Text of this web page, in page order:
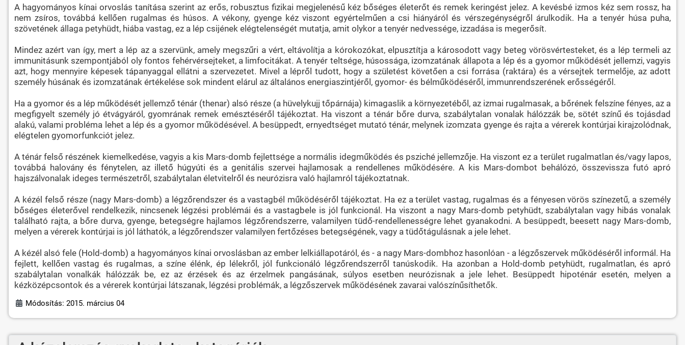
A hagyományos kínai orvoslás tanítása szerint az erős, robusztus fizikai megjelenésű kéz bőséges életerőt és remek keringést jelez. A kevésbé izmos kéz sem rossz, ha
nem zsíros, továbbá kellően rugalmas és húsos. A vékony, gyenge kéz viszont egyértelműen a csi hiányáról és vérszegénységről árulkodik. Ha a tenyér húsa puha,
szövetének állaga petyhüdt, hiába vastag, ez a lép csijének elégtelenségét mutatja, amit olykor a tenyér nedvessége, izzadása is megerősít.
Mindez azért van így, mert a lép az a szervünk, amely megszűri a vért, eltávolítja a kórokozókat, elpusztítja a károsodott vagy beteg vörösvértesteket, és a lép termeli az
immunitásunk szempontjából oly fontos fehérvérsejteket, a limfocitákat. A tenyér teltsége, húsossága, izomzatának állapota a lép és a gyomor működését jellemzi, vagyis
azt, hogy mennyire képesek tápanyaggal ellátni a szervezetet. Mivel a lépről tudott, hogy a születést követően a csi forrása (raktára) és a vérsejtek termelője, az adott
személy húsának és izomzatának értékelése sok mindent elárul az általános energiaszintjéről, gyomor- és bélműködéséről, immunrendszerének erősségéről.
Ha a gyomor és a lép működését jellemző ténár (thenar) alsó része (a hüvelykujj tőpárnája) kimagaslik a környezetéből, az izmai rugalmasak, a bőrének felszíne fényes, az a
megfigyelt személy jó étvágyáról, gyomrának remek emésztéséről tájékoztat. Ha viszont a ténár bőre durva, szabálytalan vonalak hálózzák be, sötét színű és tojásdad
alakú, valami probléma lehet a lép és a gyomor működésével. A besüppedt, ernyedtséget mutató ténár, melynek izomzata gyenge és rajta a vérerek kontúrjai kirajzolódnak,
elégtelen gyomorfunkciót jelez.
A ténár felső részének kiemelkedése, vagyis a kis Mars-domb fejlettsége a normális idegműködés és psziché jellemzője. Ha viszont ez a terület rugalmatlan és/vagy lapos,
továbbá halovány és fénytelen, az illető húgyúti és a genitális szervei hajlamosak a rendellenes működésére. A kis Mars-dombot behálózó, összevissza futó apró
hajszálvonalak ideges természetről, szabálytalan életvitelről és neurózisra való hajlamról tájékoztatnak.
A kézél felső része (nagy Mars-domb) a légzőrendszer és a vastagbél működéséről tájékoztat. Ha ez a terület vastag, rugalmas és a fényesen vörös színezetű, a személy
bőséges életerővel rendelkezik, nincsenek légzési problémái és a vastagbele is jól funkcionál. Ha viszont a nagy Mars-domb petyhüdt, szabálytalan vagy hibás vonalak
található rajta, a bőre durva, gyenge, betegségre hajlamos légzőrendszerre, valamilyen tüdő-rendellenességre lehet gyanakodni. A besüppedt, beesett nagy Mars-domb,
melyen a vérerek kontúrjai is jól láthatók, a légzőrendszer valamilyen fertőzéses betegségének, vagy a tüdőtágulásnak a jele lehet.
A kézél alsó fele (Hold-domb) a hagyományos kínai orvoslásban az ember lelkiállapotáról, és - a nagy Mars-dombhoz hasonlóan - a légzőszervek működéséről informál. Ha
fejlett, kellően vastag és rugalmas, a színe élénk, ép lélekről, jól funkcionáló légzőrendszerről tanúskodik. Ha azonban a Hold-domb petyhüdt, rugalmatlan, és apró
szabálytalan vonalkák hálózzák be, ez az érzések és az érzelmek pangásának, súlyos esetben neurózisnak a jele lehet. Besüppedt hipoténár esetén, melyen a
kézközépcsontok és a vérerek kontúrjai látszanak, légzési problémák, a légzőszervek működésének zavarai valószínűsíthetők.
Módosítás: 2015. március 04